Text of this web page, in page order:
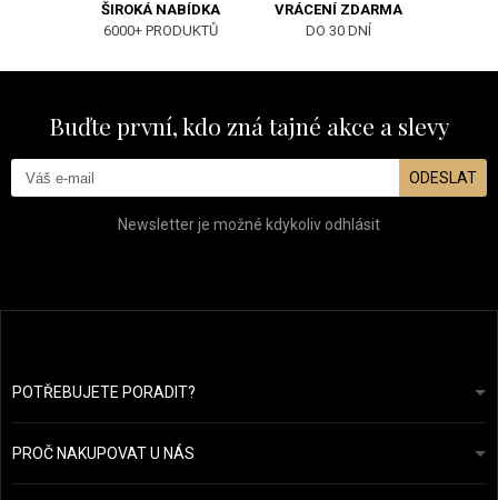
ŠIROKÁ NABÍDKA
6000+ PRODUKTŮ
VRÁCENÍ ZDARMA
DO 30 DNÍ
Buďte první, kdo zná tajné akce a slevy
ODESLAT
Newsletter je možné kdykoliv odhlásit
POTŘEBUJETE PORADIT?info@prozdravevlasy.cz
Odpovíme do 24 hodin.
PROČ NAKUPOVAT U NÁS
Obchodní podmínky
Ochrana osobních údajů
Přehled plateb a dopravy
Náš příběh